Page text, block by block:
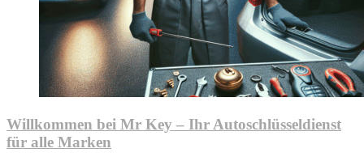
Willkommen bei Mr Key – Ihr Autoschlüsseldienst
für alle Marken